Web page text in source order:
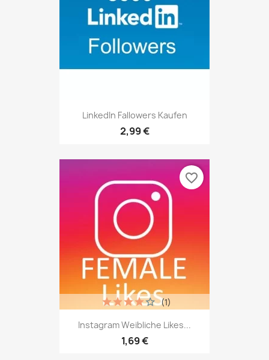
LinkedIn Fallowers Kaufen
2,99 €
Instagram Weibliche Likes...
1,69 €
(1)
favorite_border